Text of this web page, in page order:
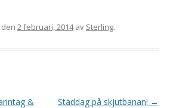
2 februari, 2014av Sterling.
&
Städdag på skjutbanan! →